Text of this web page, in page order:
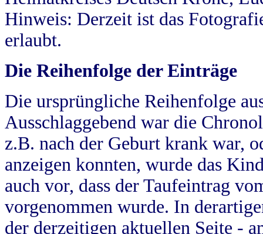
Hinweis: Derzeit ist das
erlaubt.
Die Reihenfolge der Einträge
Die ursprüngliche Reihenfolge
Ausschlaggebend war die
z.B. nach der Geburt krank war,
anzeigen konnten, wurde das
auch vor, dass der Taufeintrag
vorgenommen wurde. In
der derzeitigen aktuellen Seite -